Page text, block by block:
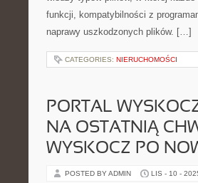
funkcji, kompatybilności z
naprawy uszkodzonych plików. […]
CATEGORIES: NIERUCHOMOŚCI
PORTAL
NA OSTATNIĄ
WYSKOCZ PO
POSTED BY ADMIN LIS - 10 -